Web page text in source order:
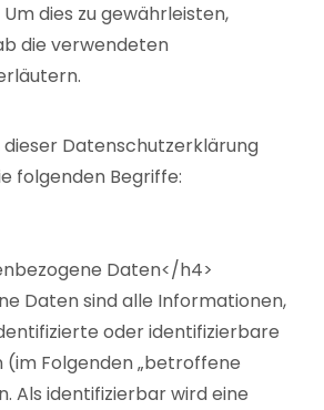
dies zu gewährleisten,
die verwendeten
Datenschutzerklärung
folgenden Begriffe:
Daten</h4>
Daten sind alle Informationen,
oder identifizierbare
(im Folgenden „betroffene
Als identifizierbar wird eine